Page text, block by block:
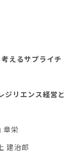
えるサプライチ
ジリエンス経営と
章栄
建治郎